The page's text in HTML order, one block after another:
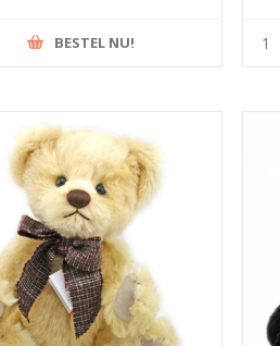
BESTEL NU!